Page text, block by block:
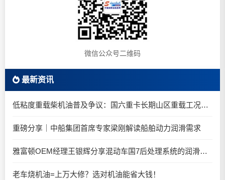
微信公众号二维码
最新资讯
低粘度重载柴机油普及争议：国六重卡长期山区重载工况是否适合0W-20柴油机油？
重磅分享｜中船集团首席专家梁刚解读船舶动力润滑需求
雅富顿OEM经理王银辉分享混动车国7后处理系统的润滑油要求
老车烧机油=上万大修？选对机油能省大钱！